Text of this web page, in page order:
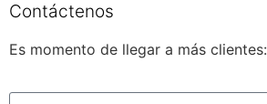
Contáctenos
Es momento de llegar a más clientes: